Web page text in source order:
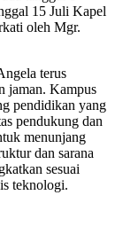
15 Juli Kapel
oleh Mgr.
terus
jaman. Kampus
pendidikan yang
pendukung dan
menunjang
dan sarana
sesuai
teknologi.